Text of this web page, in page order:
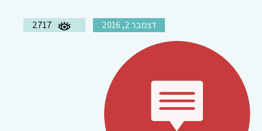
דצמבר 2, 2016 2717